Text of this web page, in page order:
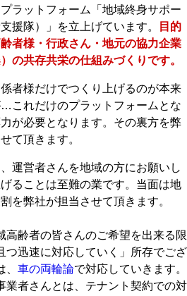
ラットフォーム「地域終身サポー
援隊）」を立上げています。
目的
者様・行政さん・地元の協力企業
の共存共栄の仕組みづくりです。
者様だけでつくり上げるのが本来
これだけのプラットフォームとな
が必要となります。その裏方を弊
て頂きます。
運営者さんを地域の方にお願いし
ることは至難の業です。当面は地
を弊社が担当させて頂きます。
高齢者の皆さんのご希望を出来る限
つ迅速に対応していく
」所存でござ
車の両輪論で対応していきます。
業者さんとは、テナント契約での対